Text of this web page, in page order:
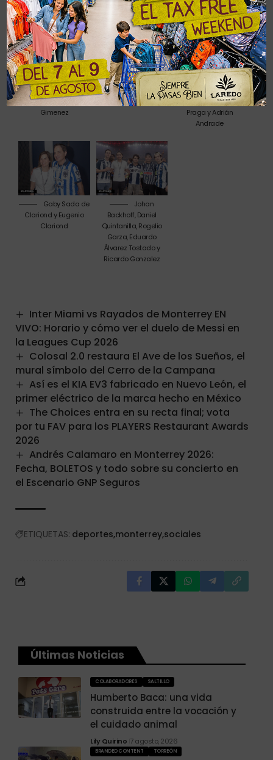
Marissa Meza,
Mateo Muñoz, Jorge
Rodríguez y Celila
Gimenez
Jaime
Toussaint y Lily Von
Bertrab de Toyssaingt
Diego
Andrade, Mauricio
Andrade, José Luis
Praga y Adrián
Andrade
Gaby Sada de
Clariond y Eugenio
Clariond
Johan
Backhoff, Daniel
Quintanilla, Rogelio
Garza, Eduardo
Álvarez Tostado y
Ricardo Gonzalez
Inter Miami vs Rayados de Monterrey EN
VIVO: Horario y cómo ver el duelo de Messi en
la Leagues Cup 2026
Colosal 2.0 restaura El Ave de los Sueños, el
mural símbolo del Cerro de la Campana
Así es el KIA EV3 fabricado en Nuevo León, el
primer eléctrico de la marca hecho en México
The Choices entra en su recta final; vota
por tu FAV para los PLAYERS Restaurant Awards
2026
Andrés Calamaro en Monterrey 2026:
Fecha, BOLETOS y todo sobre su concierto en
el Escenario GNP Seguros
ETIQUETAS: deportes monterrey sociales
Últimas Noticias
COLABORADORES SALTILLO
Humberto Baca: una vida
construida entre la vocación y
el cuidado animal
Lily Quirino 7 agosto, 2026
BRANDED CONTENT TORREÓN